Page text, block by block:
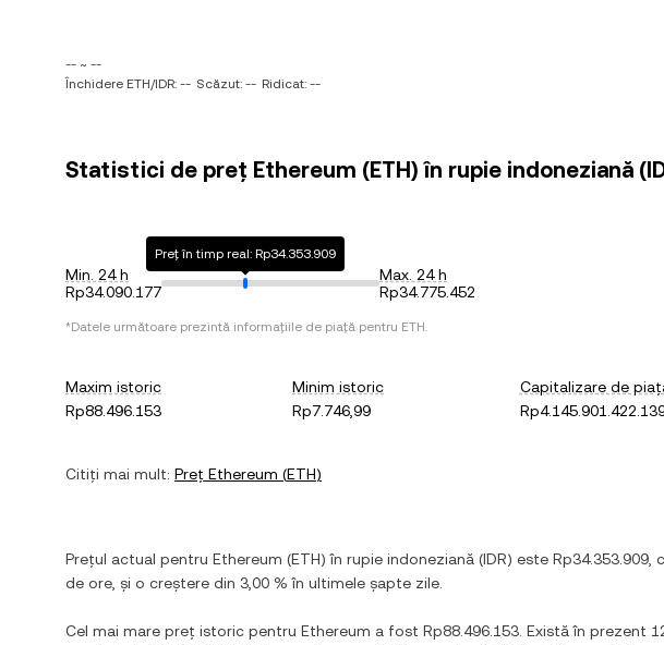
-- ~ --
Închidere ETH/IDR: -- Scăzut: -- Ridicat: --
Statistici de preț Ethereum (ETH) în rupie indoneziană
Min. 24 h
Rp34.090.177
Preț în timp real: Rp34.353.909
Max. 24 h
Rp34.775.452
*Datele următoare prezintă informațiile de piață pentru ETH.
Maxim istoric
Rp88.496.153
Minim istoric
Rp7.746,99
Capitalizare de
Citiți mai mult: Preț Ethereum (ETH)
Prețul actual pentru Ethereum (ETH) în rupie indoneziană (IDR) este Rp34.353.909 ,
de ore, și o creștere din 3,00 % în ultimele șapte zile.
Cel mai mare preț istoric pentru Ethereum a fost Rp88.496.153 . Există în prezent